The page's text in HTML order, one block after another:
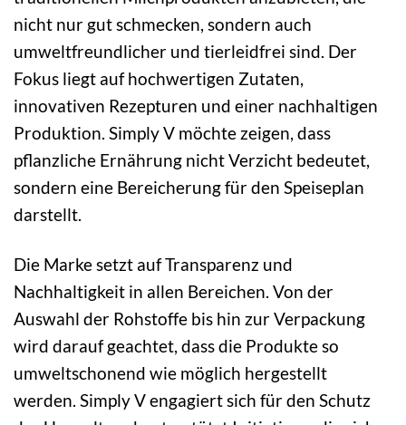
nicht nur gut schmecken, sondern auch
umweltfreundlicher und tierleidfrei sind. Der
Fokus liegt auf hochwertigen Zutaten,
innovativen Rezepturen und einer nachhaltigen
Produktion. Simply V möchte zeigen, dass
pflanzliche Ernährung nicht Verzicht bedeutet,
sondern eine Bereicherung für den Speiseplan
darstellt.
Die Marke setzt auf Transparenz und
Nachhaltigkeit in allen Bereichen. Von der
Auswahl der Rohstoffe bis hin zur Verpackung
wird darauf geachtet, dass die Produkte so
umweltschonend wie möglich hergestellt
werden. Simply V engagiert sich für den Schutz